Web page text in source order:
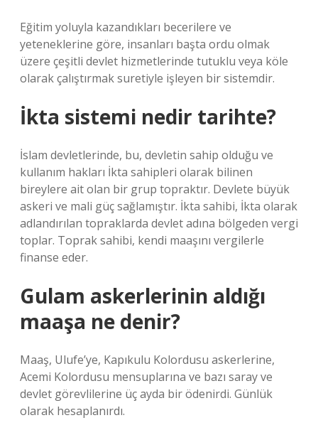
Eğitim yoluyla kazandıkları becerilere ve
yeteneklerine göre, insanları başta ordu olmak
üzere çeşitli devlet hizmetlerinde tutuklu veya köle
olarak çalıştırmak suretiyle işleyen bir sistemdir.
İkta sistemi nedir tarihte?
İslam devletlerinde, bu, devletin sahip olduğu ve
kullanım hakları İkta sahipleri olarak bilinen
bireylere ait olan bir grup topraktır. Devlete büyük
askeri ve mali güç sağlamıştır. İkta sahibi, İkta olarak
adlandırılan topraklarda devlet adına bölgeden vergi
toplar. Toprak sahibi, kendi maaşını vergilerle
finanse eder.
Gulam askerlerinin aldığı
maaşa ne denir?
Maaş, Ulufe’ye, Kapıkulu Kolordusu askerlerine,
Acemi Kolordusu mensuplarına ve bazı saray ve
devlet görevlilerine üç ayda bir ödenirdi. Günlük
olarak hesaplanırdı.